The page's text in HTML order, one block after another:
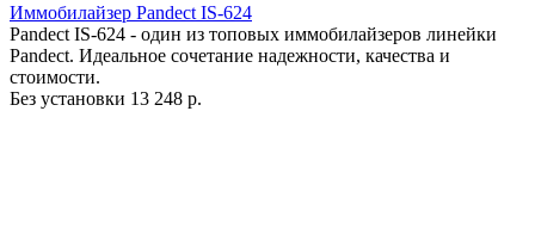
Иммобилайзер Pandect IS-624
Pandect IS-624 - один из топовых иммобилайзеров линейки
Pandect. Идеальное сочетание надежности, качества и
стоимости.
Без установки 13 248 р.